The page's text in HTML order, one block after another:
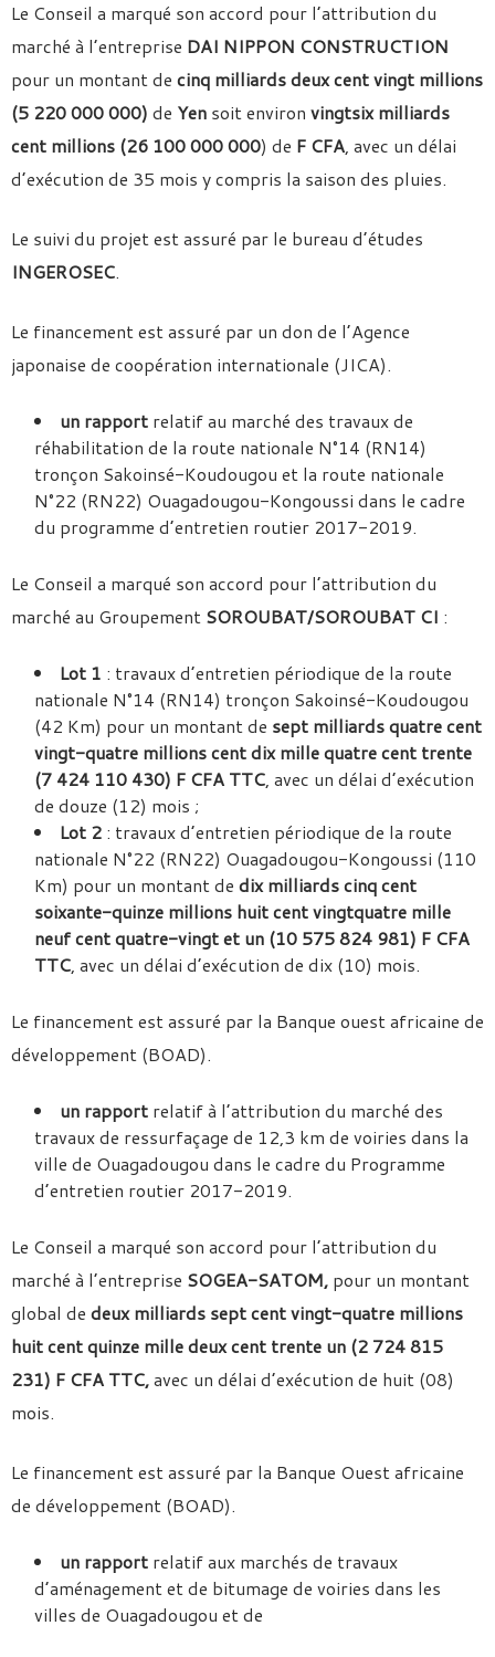
Le Conseil a marqué son accord pour l’attribution du
marché à l’entreprise DAI NIPPON CONSTRUCTION
pour un montant de cinq milliards deux cent vingt millions
(5 220 000 000) de Yen soit environ vingtsix milliards
cent millions (26 100 000 000) de F CFA, avec un délai
d’exécution de 35 mois y compris la saison des pluies.
Le suivi du projet est assuré par le bureau d’études
INGEROSEC.
Le financement est assuré par un don de l’Agence
japonaise de coopération internationale (JICA).
un rapport relatif au marché des travaux de
réhabilitation de la route nationale N°14 (RN14)
tronçon Sakoinsé-Koudougou et la route nationale
N°22 (RN22) Ouagadougou-Kongoussi dans le cadre
du programme d’entretien routier 2017-2019.
Le Conseil a marqué son accord pour l’attribution du
marché au Groupement SOROUBAT/SOROUBAT CI :
Lot 1 : travaux d’entretien périodique de la route
nationale N°14 (RN14) tronçon Sakoinsé-Koudougou
(42 Km) pour un montant de sept milliards quatre cent
vingt-quatre millions cent dix mille quatre cent trente
(7 424 110 430) F CFA TTC, avec un délai d’exécution
de douze (12) mois ;
Lot 2 : travaux d’entretien périodique de la route
nationale N°22 (RN22) Ouagadougou-Kongoussi (110
Km) pour un montant de dix milliards cinq cent
soixante-quinze millions huit cent vingtquatre mille
neuf cent quatre-vingt et un (10 575 824 981) F CFA
TTC, avec un délai d’exécution de dix (10) mois.
Le financement est assuré par la Banque ouest africaine de
développement (BOAD).
un rapport relatif à l’attribution du marché des
travaux de ressurfaçage de 12,3 km de voiries dans la
ville de Ouagadougou dans le cadre du Programme
d’entretien routier 2017-2019.
Le Conseil a marqué son accord pour l’attribution du
marché à l’entreprise SOGEA-SATOM, pour un montant
global de deux milliards sept cent vingt-quatre millions
huit cent quinze mille deux cent trente un (2 724 815
231) F CFA TTC,avec un délai d’exécution de huit (08)
mois.
Le financement est assuré par la Banque Ouest africaine
de développement (BOAD).
un rapport relatif aux marchés de travaux
d’aménagement et de bitumage de voiries dans les
villes de Ouagadougou et de